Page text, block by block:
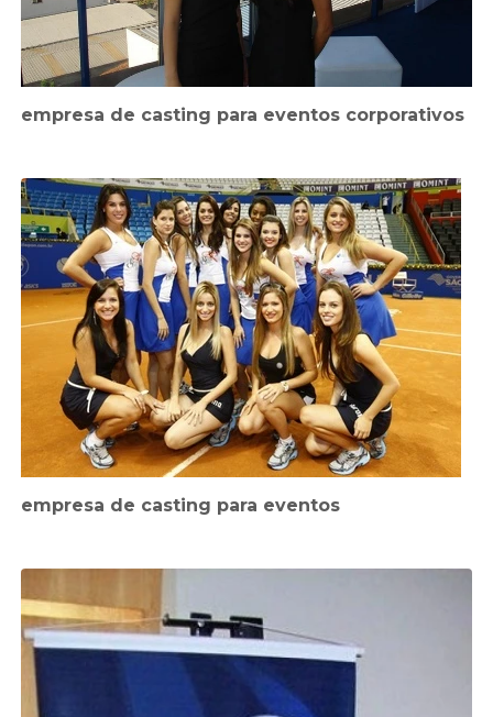
empresa de casting para eventos corporativos
empresa de casting para eventos